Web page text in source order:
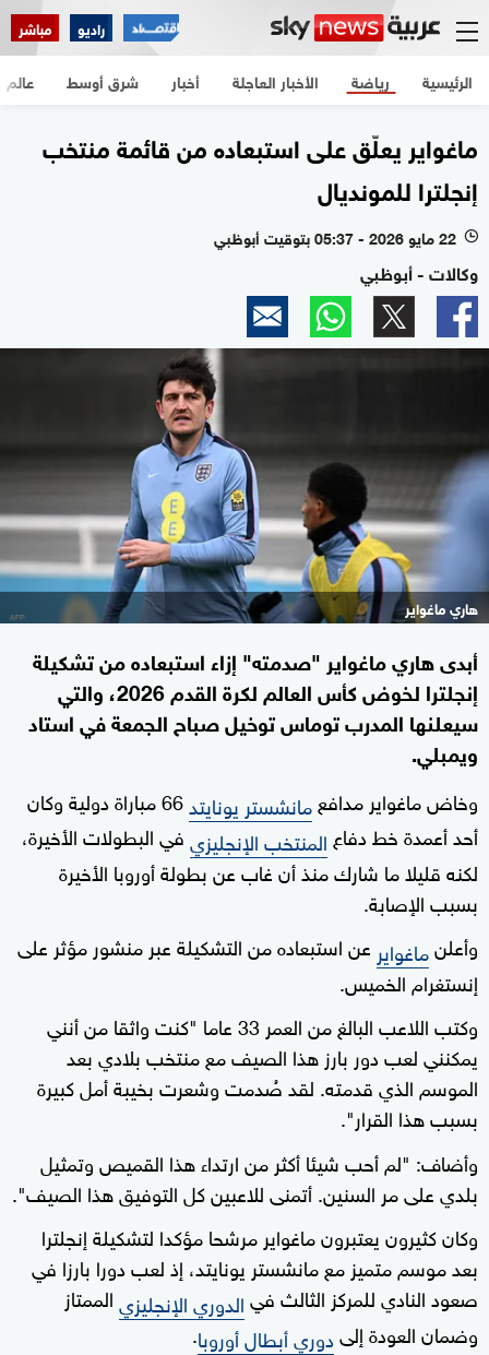
راديو مباشر
الرئيسية الأخبار العاجلة أخبار شرق أوسط عالم رياضة
ماغواير يعلّق على استبعاده من قائمة منتخب
إنجلترا للمونديال
l 22 مايو 2026 - 05:37 بتوقيت أبوظبي
وكالات - أبوظبي
هاري ماغواير
أبدى هاري ماغواير "صدمته" إزاء استبعاده من تشكيلة
إنجلترا لخوض كأس العالم لكرة القدم 2026، والتي
سيعلنها المدرب توماس توخيل صباح الجمعة في استاد
ويمبلي.
وخاض ماغواير مدافعمانشستر يونايتد
66 مباراة دولية وكان
أحد أعمدة خط دفاع المنتخب الإنجليزيفي البطولات ‌الأخيرة،
لكنه قليلا ما شارك منذ أن غاب عن بطولة أوروبا الأخيرة
بسبب الإصابة.
وأعلنماغواير عن استبعاده من التشكيلة ‌عبر منشور مؤثر ‌على
إنستغرام الخميس.
وكتب اللاعب البالغ من العمر 33 عاما "كنت واثقا من أنني
يمكنني لعب دور بارز هذا الصيف مع منتخب بلادي بعد
الموسم الذي قدمته. لقد صُدمت وشعرت بخيبة أمل كبيرة
بسبب هذا القرار".
وأضاف: "لم أحب شيئا أكثر من ارتداء هذا القميص ‌وتمثيل
بلدي على مر السنين. أتمنى للاعبين ‌كل التوفيق هذا ⁠الصيف".
وكان كثيرون يعتبرون ماغواير مرشحا مؤكدا لتشكيلة إنجلترا
بعد موسم متميز مع مانشستر يونايتد، إذ لعب دورا بارزا في
صعود النادي للمركز الثالث فيالدوري الإنجليزيالممتاز
وضمان العودة إلىدوري أبطال أوروبا.